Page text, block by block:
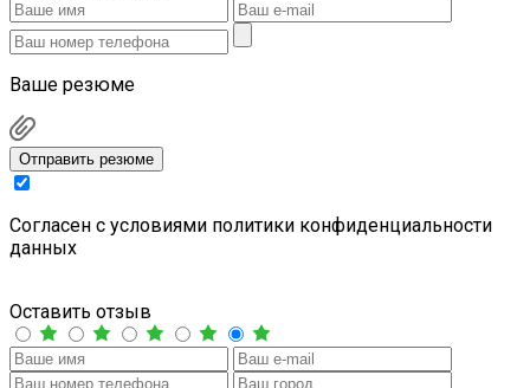
Ваше резюме
Отправить резюме
Cогласен с условиями политики конфиденциальности
данных
Оставить отзыв